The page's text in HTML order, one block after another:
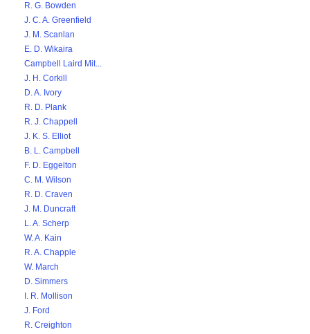
R. G. Bowden
J. C. A. Greenfield
J. M. Scanlan
E. D. Wikaira
Campbell Laird Mit...
J. H. Corkill
D. A. Ivory
R. D. Plank
R. J. Chappell
J. K. S. Elliot
B. L. Campbell
F. D. Eggelton
C. M. Wilson
R. D. Craven
J. M. Duncraft
L. A. Scherp
W. A. Kain
R. A. Chapple
W. March
D. Simmers
I. R. Mollison
J. Ford
R. Creighton